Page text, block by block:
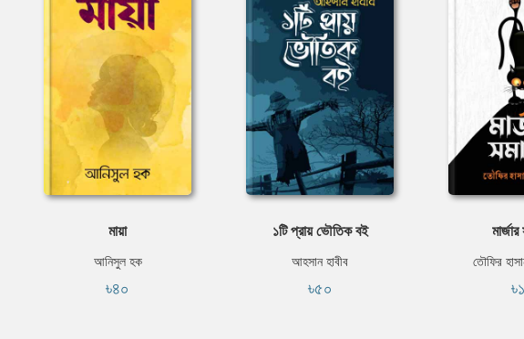
মায়া
আনিসুল হক
৳৪০
১টি প্রায় ভৌতিক বই
আহসান হাবীব
৳৫০
তৌফির